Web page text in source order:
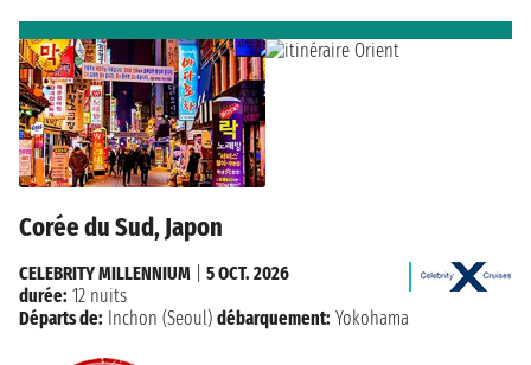
Corée du Sud, Japon
CELEBRITY MILLENNIUM
5 OCT. 2026
durée: 12 nuits
Départs de: Inchon (Seoul) débarquement: Yokohama